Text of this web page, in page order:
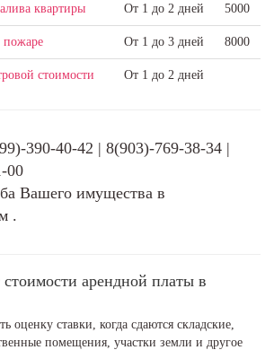
квартиры От 1 до 2 дней 5000
пожаре От 1 до 3 дней 8000
стоимости От 1 до 2 дней
390-40-42 | 8(903)-769-38-34 |
00
Вашего имущества в
.
арендной платы в
оценку ставки, когда сдаются складские,
помещения, участки земли и другое